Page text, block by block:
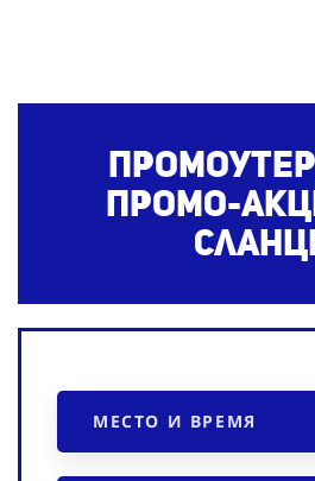
промо-
МЕСТО И ВРЕМЯ